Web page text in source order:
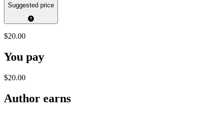
Suggested price
$20.00
You pay
$20.00
Author earns